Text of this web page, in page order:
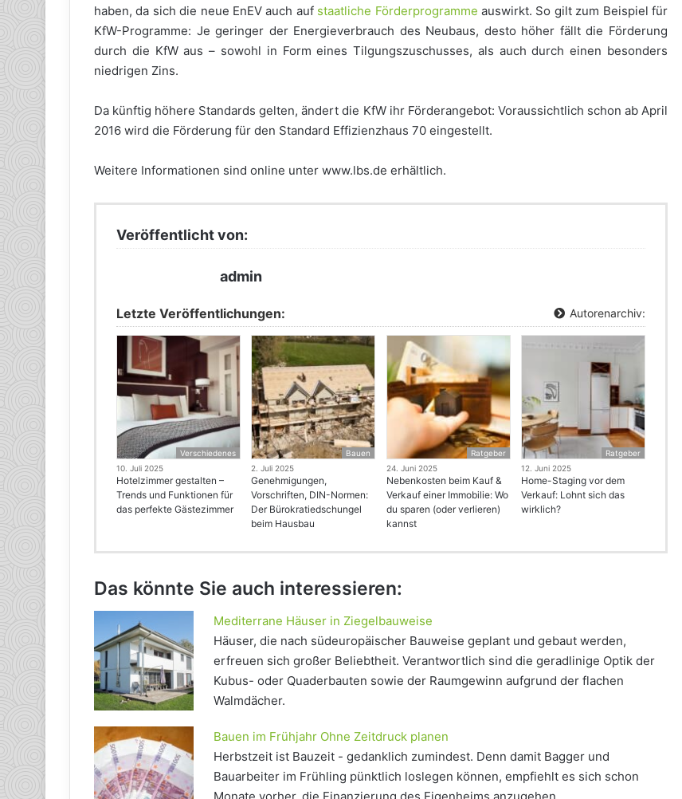
haben, da sich die neue EnEV auch auf staatliche Förderprogramme auswirkt. So gilt zum Beispiel für
KfW-Programme: Je geringer der Energieverbrauch des Neubaus, desto höher fällt die Förderung
durch die KfW aus – sowohl in Form eines Tilgungszuschusses, als auch durch einen besonders
niedrigen Zins.
Da künftig höhere Standards gelten, ändert die KfW ihr Förderangebot: Voraussichtlich schon ab April
2016 wird die Förderung für den Standard Effizienzhaus 70 eingestellt.
Weitere Informationen sind online unter www.lbs.de erhältlich.
Veröffentlicht von:
admin
Letzte Veröffentlichungen: Autorenarchiv:
Verschiedenes
10. Juli 2025
Hotelzimmer gestalten –
Trends und Funktionen für
das perfekte Gästezimmer
Bauen
2. Juli 2025
Genehmigungen,
Vorschriften, DIN-Normen:
Der Bürokratiedschungel
beim Hausbau
Ratgeber
24. Juni 2025
Nebenkosten beim Kauf &
Verkauf einer Immobilie: Wo
du sparen (oder verlieren)
kannst
Ratgeber
12. Juni 2025
Home-Staging vor dem
Verkauf: Lohnt sich das
wirklich?
Das könnte Sie auch interessieren:
Mediterrane Häuser in Ziegelbauweise
Häuser, die nach südeuropäischer Bauweise geplant und gebaut werden,
erfreuen sich großer Beliebtheit. Verantwortlich sind die geradlinige Optik der
Kubus- oder Quaderbauten sowie der Raumgewinn aufgrund der flachen
Walmdächer.
Bauen im Frühjahr Ohne Zeitdruck planen
Herbstzeit ist Bauzeit - gedanklich zumindest. Denn damit Bagger und
Bauarbeiter im Frühling pünktlich loslegen können, empfiehlt es sich schon